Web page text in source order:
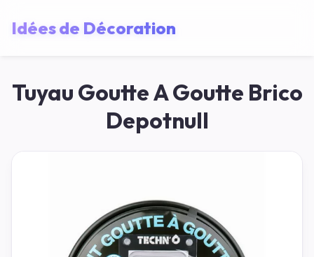
Idées de Décoration
Tuyau Goutte A Goutte Brico
Depotnull